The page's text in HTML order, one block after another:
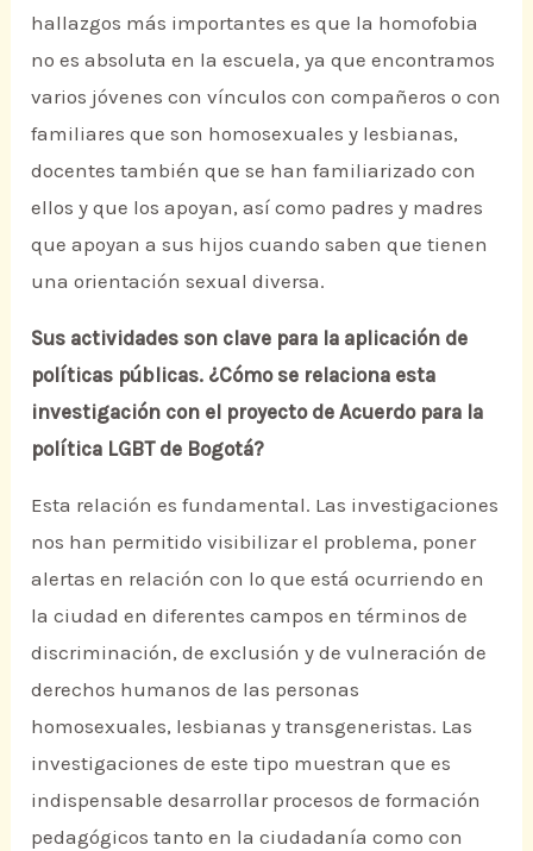
hallazgos más importantes es que la homofobia
no es absoluta en la escuela, ya que encontramos
varios jóvenes con vínculos con compañeros o con
familiares que son homosexuales y lesbianas,
docentes también que se han familiarizado con
ellos y que los apoyan, así como padres y madres
que apoyan a sus hijos cuando saben que tienen
una orientación sexual diversa.
Sus actividades son clave para la aplicación de
políticas públicas. ¿Cómo se relaciona esta
investigación con el proyecto de Acuerdo para la
política LGBT de Bogotá?
Esta relación es fundamental. Las investigaciones
nos han permitido visibilizar el problema, poner
alertas en relación con lo que está ocurriendo en
la ciudad en diferentes campos en términos de
discriminación, de exclusión y de vulneración de
derechos humanos de las personas
homosexuales, lesbianas y transgeneristas. Las
investigaciones de este tipo muestran que es
indispensable desarrollar procesos de formación
pedagógicos tanto en la ciudadanía como con